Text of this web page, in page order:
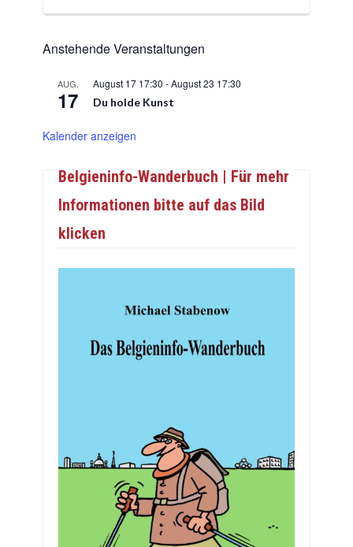
Anstehende Veranstaltungen
AUG.
17
August 17 17:30 -August 23 17:30
Du holde Kunst
Kalender anzeigen
Belgieninfo-Wanderbuch | Für mehr
Informationen bitte auf das Bild
klicken